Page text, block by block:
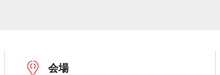
会場